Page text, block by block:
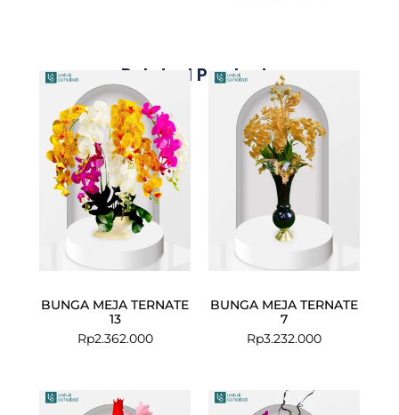
Related Products
BUNGA MEJA TERNATE
13
Rp2.362.000
BUNGA MEJA TERNATE
7
Rp3.232.000